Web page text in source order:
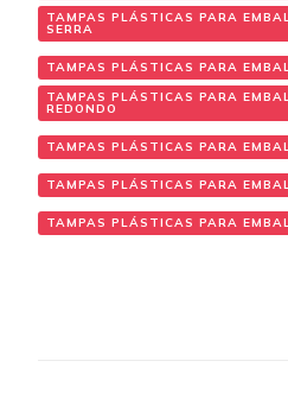
TAMPAS PLÁSTICAS PARA
SERRA
TAMPAS PLÁSTICAS PARA
TAMPAS PLÁSTICAS PARA
REDONDO
TAMPAS PLÁSTICAS PARA
TAMPAS PLÁSTICAS PARA
TAMPAS PLÁSTICAS PARA